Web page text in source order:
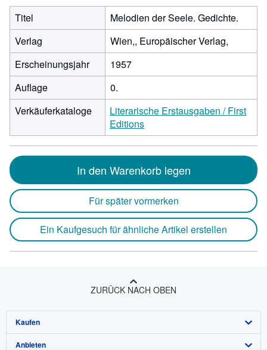
Titel
Melodien der Seele. Gedichte.
Verlag
Wien,, Europäischer Verlag,
Erscheinungsjahr
1957
Auflage
0.
Verkäuferkataloge
Literarische Erstausgaben / First
Editions
In den Warenkorb legen
Für später vormerken
Ein Kaufgesuch für ähnliche Artikel erstellen
ZURÜCK NACH OBEN
Kaufen
Detailsuche
Anbieten